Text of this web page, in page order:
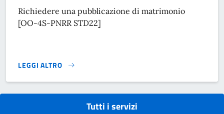
Richiedere una pubblicazione di matrimonio
[OO-4S-PNRR STD22]
LEGGI ALTRO
RICHIEDERE UNA PUBBLICAZIONE DI MATRIMONIO}
Tutti i servizi